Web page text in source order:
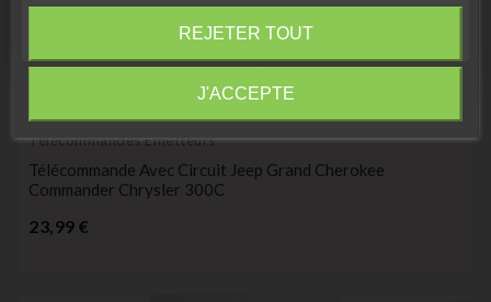
3/ 5) sur2note(s)
Télécommandes Émetteurs
Télécommande Avec Circuit Jeep Grand Cherokee
Commander Chrysler 300C
23,99 €
REJETER TOUT
J'ACCEPTE
Fermer
Information